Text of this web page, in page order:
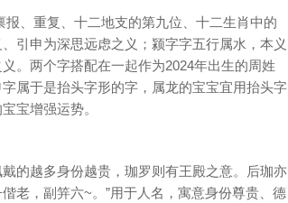
、重复、十二地支的第九位、十二生肖中的
引申为深思远虑之义；颍字字五行属水，本义
。两个字搭配在一起作为2024年出生的周姓
属于是抬头字形的字，属龙的宝宝宜用抬头字
宝增强运势。
越多身份越贵，珈罗则有王殿之意。后珈亦
老，副笄六~。”用于人名，寓意身份尊贵、德